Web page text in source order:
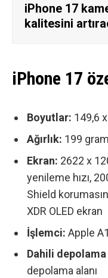
iPhone 17
kalitesini
iPhone 17
Boyutlar: 149,6
Ağırlık: 199 gram
Ekran: 2622 x
yenileme hızı,
Shield
XDR OLED ekran
İşlemci: Apple
Dahili depolama
depolama alanı